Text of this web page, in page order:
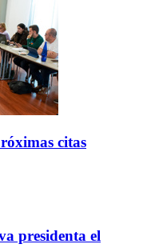
citas
presidenta el